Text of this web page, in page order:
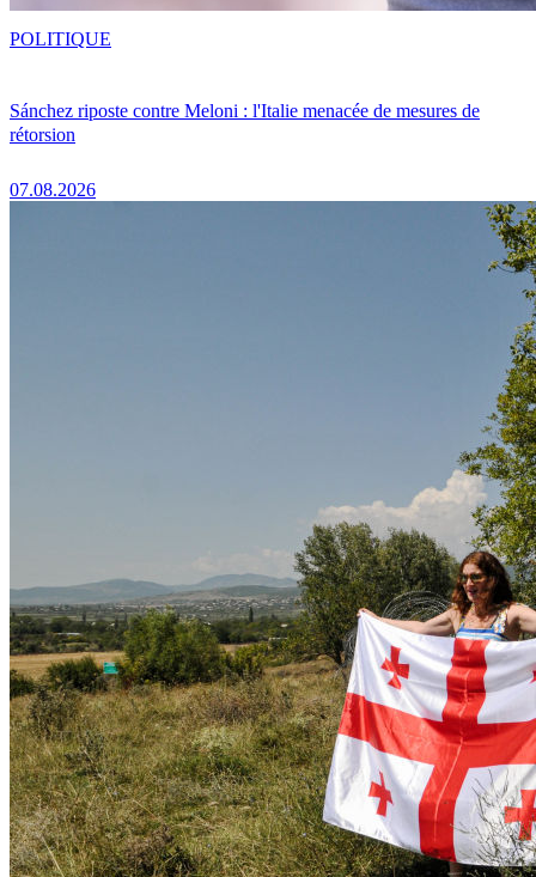
Sánchez riposte contre Meloni : l'Italie menacée de mesures de
rétorsion
07.08.2026
POLITIQUE